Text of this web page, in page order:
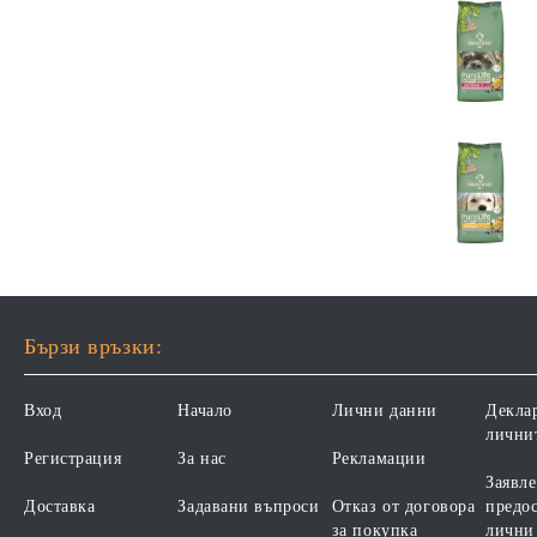
Бързи връзки:
Вход
Регистрация
Доставка
Начало
За нас
Задавани въпроси
Лични данни
Рекламации
Отказ от договора
за покупка